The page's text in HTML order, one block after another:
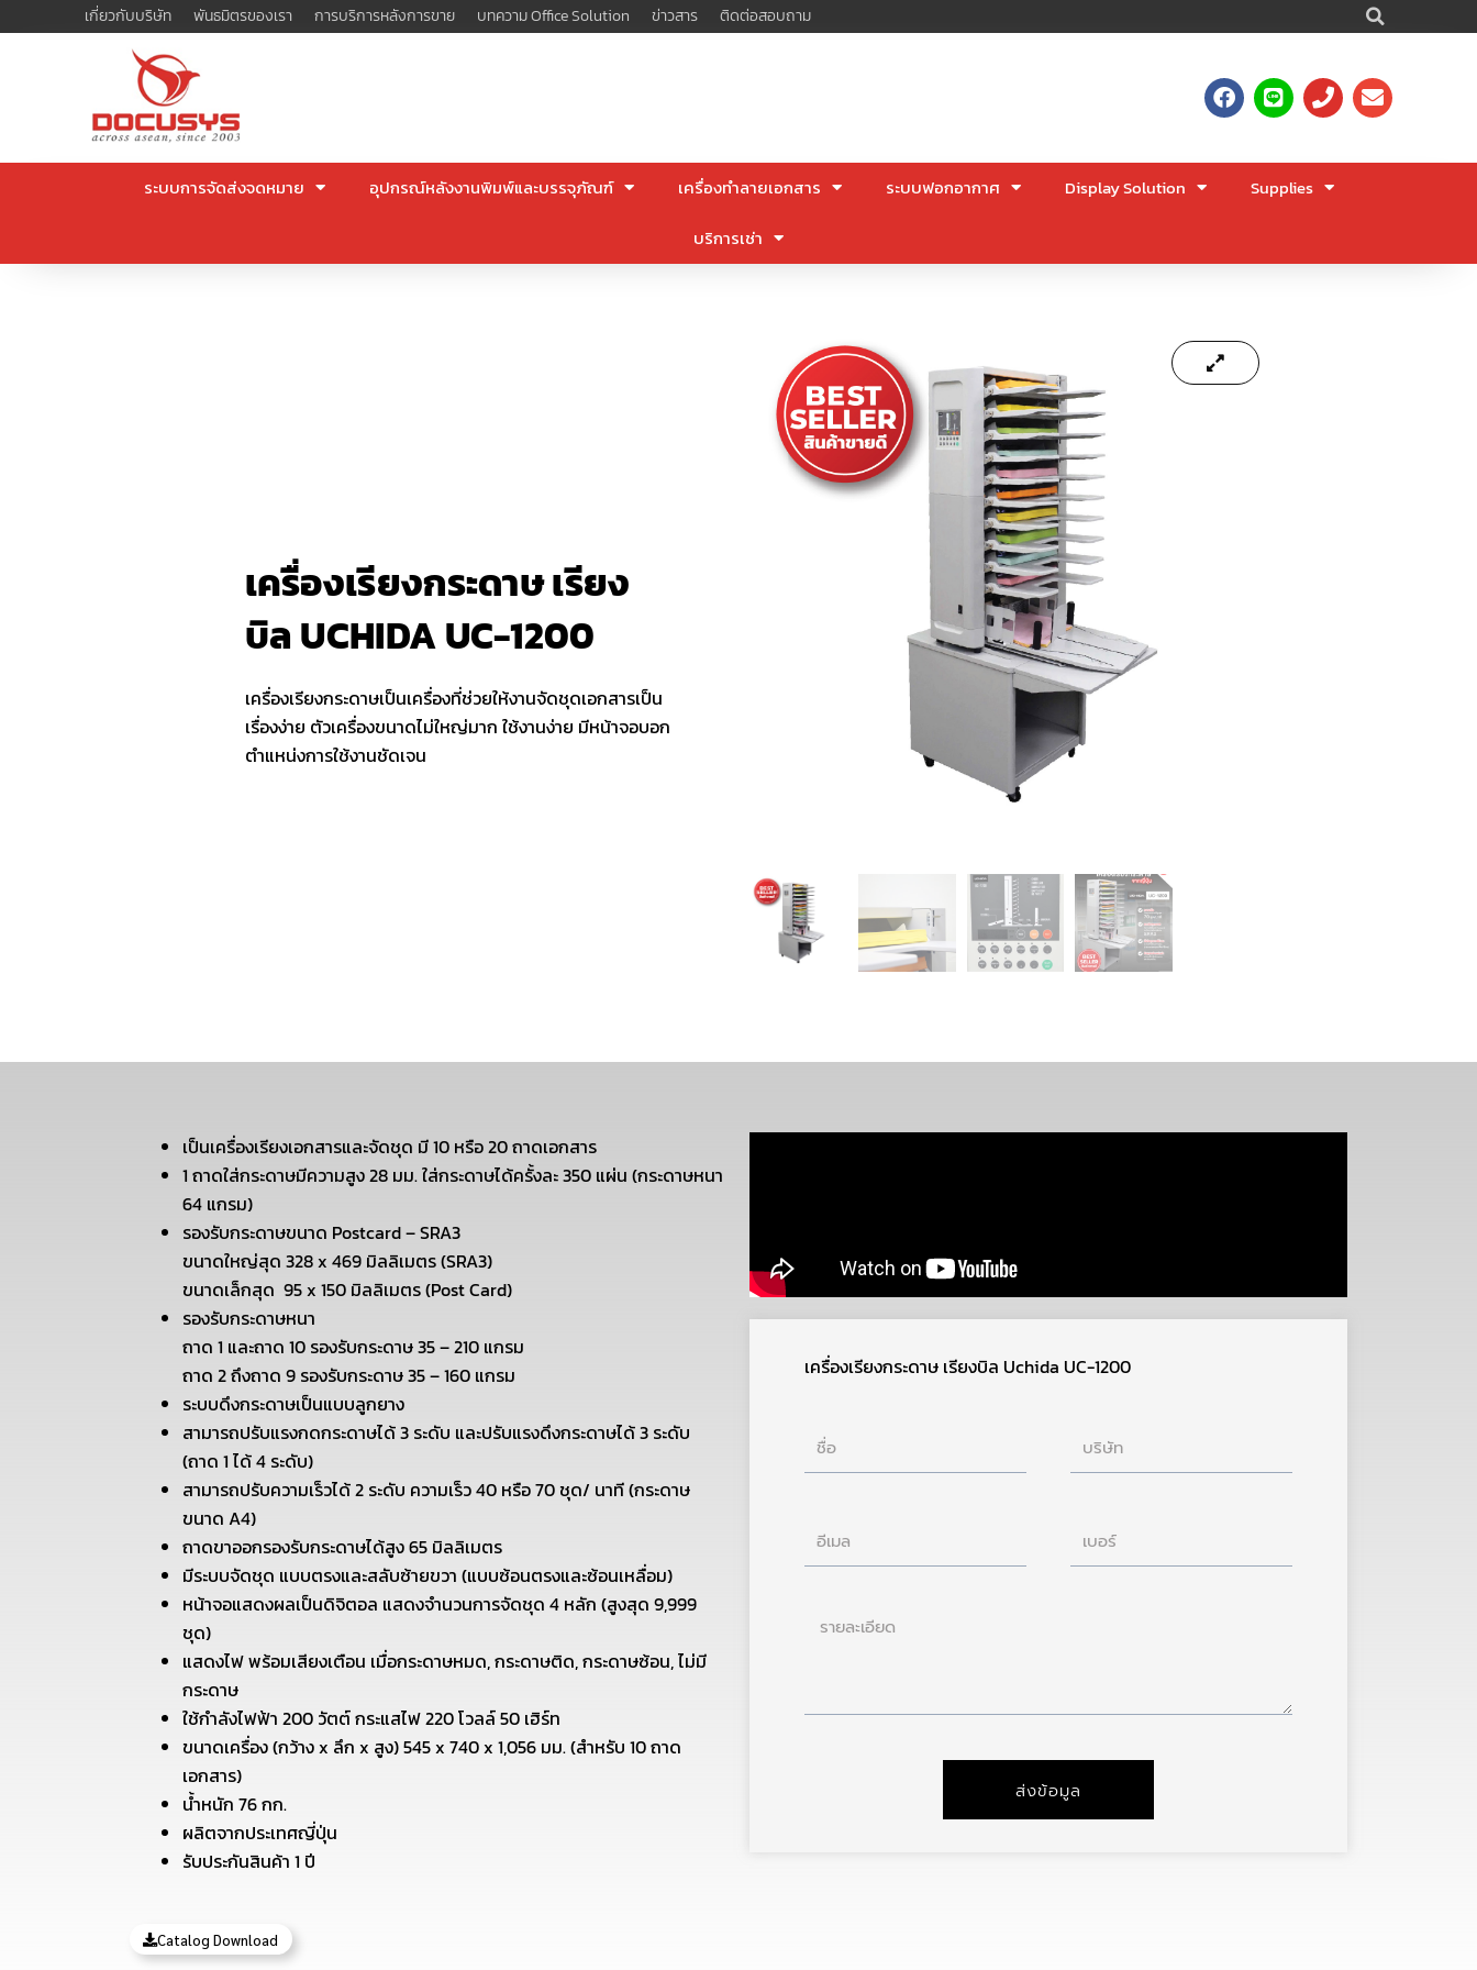
to
เกี่ยวกับบริษัท พันธมิตรของเรา การบริการหลังการขาย บทความ Office Solution ข่าวสาร ติดต่อสอบถาม
F
a
L
i
P
h
E
n
ระบบการจัดส่งจดหมาย อุปกรณ์หลังงานพิมพ์และบรรจุภัณฑ์ เครื่องทำลายเอกสาร ระบบฟอกอากาศ Display Solution
Supplies
บริการเช่า
เครื่องเรียงกระดาษ เรียง
บิล UCHIDA UC-1200
เครื่องเรียงกระดาษเป็นเครื่องที่ช่วยให้งานจัดชุดเอกสารเป็น
เรื่องง่าย ตัวเครื่องขนาดไม่ใหญ่มาก ใช้งานง่าย มีหน้าจอบอก
ตำแหน่งการใช้งานชัดเจน
เป็นเครื่องเรียงเอกสารและจัดชุด มี 10 หรือ 20 ถาดเอกสาร
1 ถาดใส่กระดาษมีความสูง 28 มม. ใส่กระดาษได้ครั้งละ 350 แผ่น (กระดาษหนา
64 แกรม)
รองรับกระดาษขนาด Postcard – SRA3
ขนาดใหญ่สุด 328 x 469 มิลลิเมตร (SRA3)
ขนาดเล็กสุด 95 x 150 มิลลิเมตร (Post Card)
รองรับกระดาษหนา
ถาด 1 และถาด 10 รองรับกระดาษ 35 – 210 แกรม
ถาด 2 ถึงถาด 9 รองรับกระดาษ 35 – 160 แกรม
ระบบดึงกระดาษเป็นแบบลูกยาง
สามารถปรับแรงกดกระดาษได้ 3 ระดับ และปรับแรงดึงกระดาษได้ 3 ระดับ
(ถาด 1 ได้ 4 ระดับ)
สามารถปรับความเร็วได้ 2 ระดับ ความเร็ว 40 หรือ 70 ชุด/ นาที (กระดาษ
ขนาด A4)
ถาดขาออกรองรับกระดาษได้สูง 65 มิลลิเมตร
มีระบบจัดชุด แบบตรงและสลับซ้ายขวา (แบบซ้อนตรงและซ้อนเหลื่อม)
หน้าจอแสดงผลเป็นดิจิตอล แสดงจำนวนการจัดชุด 4 หลัก (สูงสุด 9,999
ชุด)
แสดงไฟ พร้อมเสียงเตือน เมื่อกระดาษหมด, กระดาษติด, กระดาษซ้อน, ไม่มี
กระดาษ
ใช้กำลังไฟฟ้า 200 วัตต์ กระแสไฟ 220 โวลล์ 50 เฮิร์ท
ขนาดเครื่อง (กว้าง x ลึก x สูง) 545 x 740 x 1,056 มม. (สำหรับ 10 ถาด
เอกสาร)
น้ำหนัก 76 กก.
ผลิตจากประเทศญี่ปุ่น
รับประกันสินค้า 1 ปี
Catalog Download
เครื่องเรียงกระดาษ เรียงบิล Uchida UC-1200
ชื่อ บริษัท
อีเมล
ราย
ส่งข้อมูล